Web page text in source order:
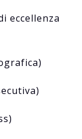
eccellenza